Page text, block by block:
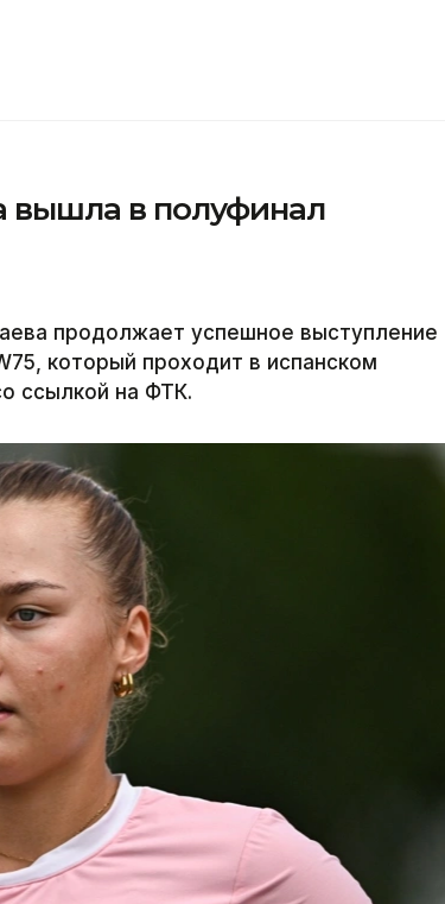
вышла в полуфинал
продолжает успешное выступление
который проходит в испанском
ссылкой на ФТК.